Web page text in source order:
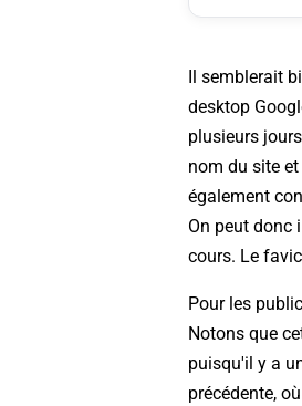
Il semblerait
desktop
plusieurs
nom du site
également
On peut donc
cours. Le
Pour les
Notons que
puisqu'il y a
précédente,